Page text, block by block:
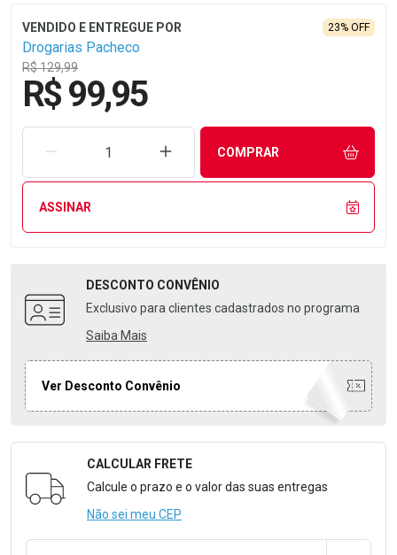
Drogarias Pacheco
R$ 129,99
23% OFF
R$ 99,95
REMOVER UMA UNIDADEAUMENTAR UMA UNIDADE
COMPRAR
ASSINAR
DESCONTO CONVÊNIO
Exclusivo para clientes cadastrados no programa
Saiba Mais
Ver Desconto Convênio
Formulário para Calcular o Frete
CALCULAR FRETE
Calcule o prazo e o valor das suas entregas
Não sei meu CEP